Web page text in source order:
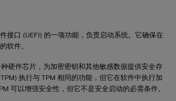
接口 (UEFI) 的一项功能，负责启动系统。它确保在
软件。
硬件芯片，为加密密钥和其他敏感数据提供安全存
执行与 TPM 相同的功能，但它在软件中执行加
可以增强安全性，但它不是安全启动的必需条件。